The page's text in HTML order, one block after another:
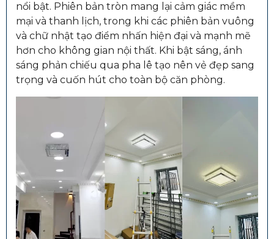
nổi bật. Phiên bản tròn mang lại cảm giác mềm
mại và thanh lịch, trong khi các phiên bản vuông
và chữ nhật tạo điểm nhấn hiện đại và mạnh mẽ
hơn cho không gian nội thất. Khi bật sáng, ánh
sáng phản chiếu qua pha lê tạo nên vẻ đẹp sang
trọng và cuốn hút cho toàn bộ căn phòng.